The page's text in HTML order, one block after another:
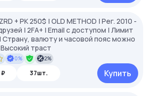
+ РК 250$ | OLD METHOD | Рег. 2010 -
| 2FA+ | Email с доступом | Лимит
Страну, валюту и часовой пояс можно
траст
0% 2%
₽ 37шт. Купить